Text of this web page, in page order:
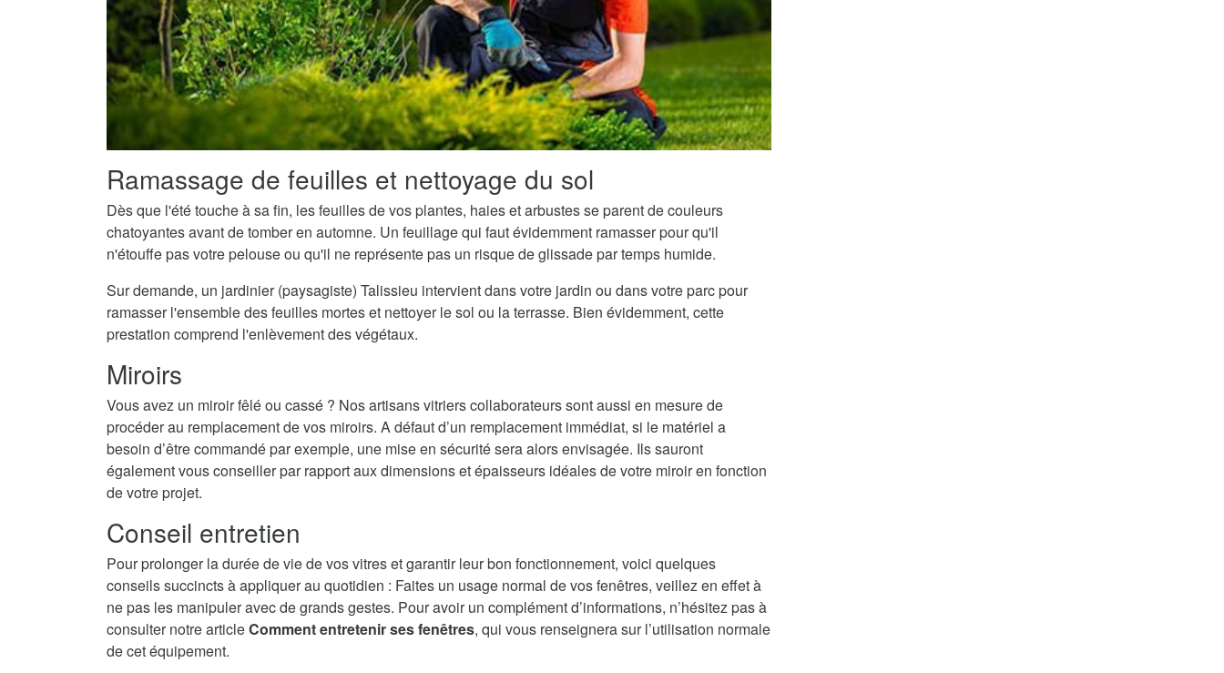
Ramassage de feuilles et nettoyage du sol
Dès que l'été touche à sa fin, les feuilles de vos plantes, haies et arbustes se parent de couleurs
chatoyantes avant de tomber en automne. Un feuillage qui faut évidemment ramasser pour qu'il
n'étouffe pas votre pelouse ou qu'il ne représente pas un risque de glissade par temps humide.
Sur demande, un jardinier (paysagiste) Talissieu intervient dans votre jardin ou dans votre parc pour
ramasser l'ensemble des feuilles mortes et nettoyer le sol ou la terrasse. Bien évidemment, cette
prestation comprend l'enlèvement des végétaux.
Miroirs
Vous avez un miroir fêlé ou cassé ? Nos artisans vitriers collaborateurs sont aussi en mesure de
procéder au remplacement de vos miroirs. A défaut d’un remplacement immédiat, si le matériel a
besoin d’être commandé par exemple, une mise en sécurité sera alors envisagée. Ils sauront
également vous conseiller par rapport aux dimensions et épaisseurs idéales de votre miroir en fonction
de votre projet.
Conseil entretien
Pour prolonger la durée de vie de vos vitres et garantir leur bon fonctionnement, voici quelques
conseils succincts à appliquer au quotidien : Faites un usage normal de vos fenêtres, veillez en effet à
ne pas les manipuler avec de grands gestes. Pour avoir un complément d’informations, n’hésitez pas à
consulter notre articleComment entretenir ses fenêtres, qui vous renseignera sur l’utilisation normale
de cet équipement.